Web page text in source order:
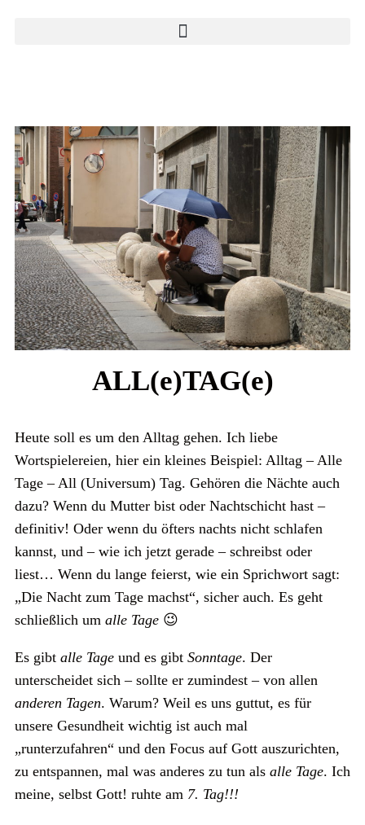
ALL(e)TAG(e)
Heute soll es um den Alltag gehen. Ich liebe
Wortspielereien, hier ein kleines Beispiel: Alltag – Alle
Tage – All (Universum) Tag. Gehören die Nächte auch
dazu? Wenn du Mutter bist oder Nachtschicht hast –
definitiv! Oder wenn du öfters nachts nicht schlafen
kannst, und – wie ich jetzt gerade – schreibst oder
liest… Wenn du lange feierst, wie ein Sprichwort sagt:
„Die Nacht zum Tage machst“, sicher auch. Es geht
schließlich um alle Tage 😉
Es gibt alle Tage und es gibt Sonntage. Der
unterscheidet sich – sollte er zumindest – von allen
anderen Tagen. Warum? Weil es uns guttut, es für
unsere Gesundheit wichtig ist auch mal
„runterzufahren“ und den Focus auf Gott auszurichten,
zu entspannen, mal was anderes zu tun als alle Tage. Ich
meine, selbst Gott! ruhte am 7. Tag!!!